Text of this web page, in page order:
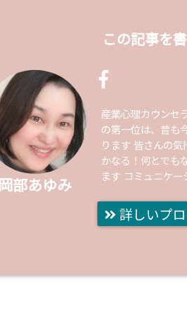
この記事を
岡部あゆみ
産業心理カウン
の第一位は、昔も
ります 皆さんの
かなる！何とでも
ます コミュニケー
詳しいプロ